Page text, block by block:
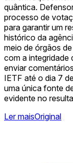
quântica.
processo de
para garantir um
histórico da
meio de órgãos
com a
enviar
IETF até o dia 7
uma única fonte
evidente no
Ler maisOriginal